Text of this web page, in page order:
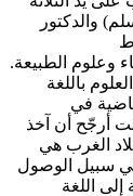
(مسلم) والدكتور
وعلوم الطبيعة.
باللغة
في
أرجّح أن آخذ
الغرب هي
سبيل الوصول
اللغة